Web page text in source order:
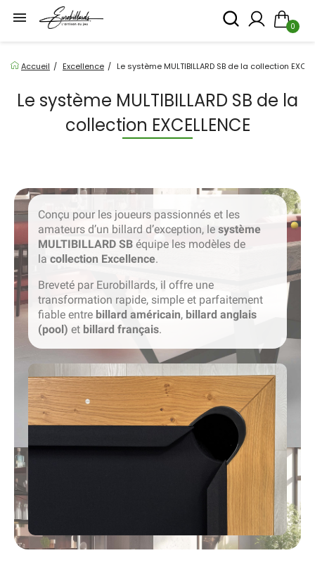

0
Accueil Excellence Le système MULTIBILLARD SB de la collection
Le système MULTIBILLARD SB de la
collection EXCELLENCE
Conçu pour les joueurs passionnés et les
amateurs d’un billard d’exception, le système
MULTIBILLARD SB équipe les modèles de
la collection Excellence.
Breveté par Eurobillards, il offre une
transformation rapide, simple et parfaitement
fiable entre billard américain, billard anglais
(pool) et billard français.